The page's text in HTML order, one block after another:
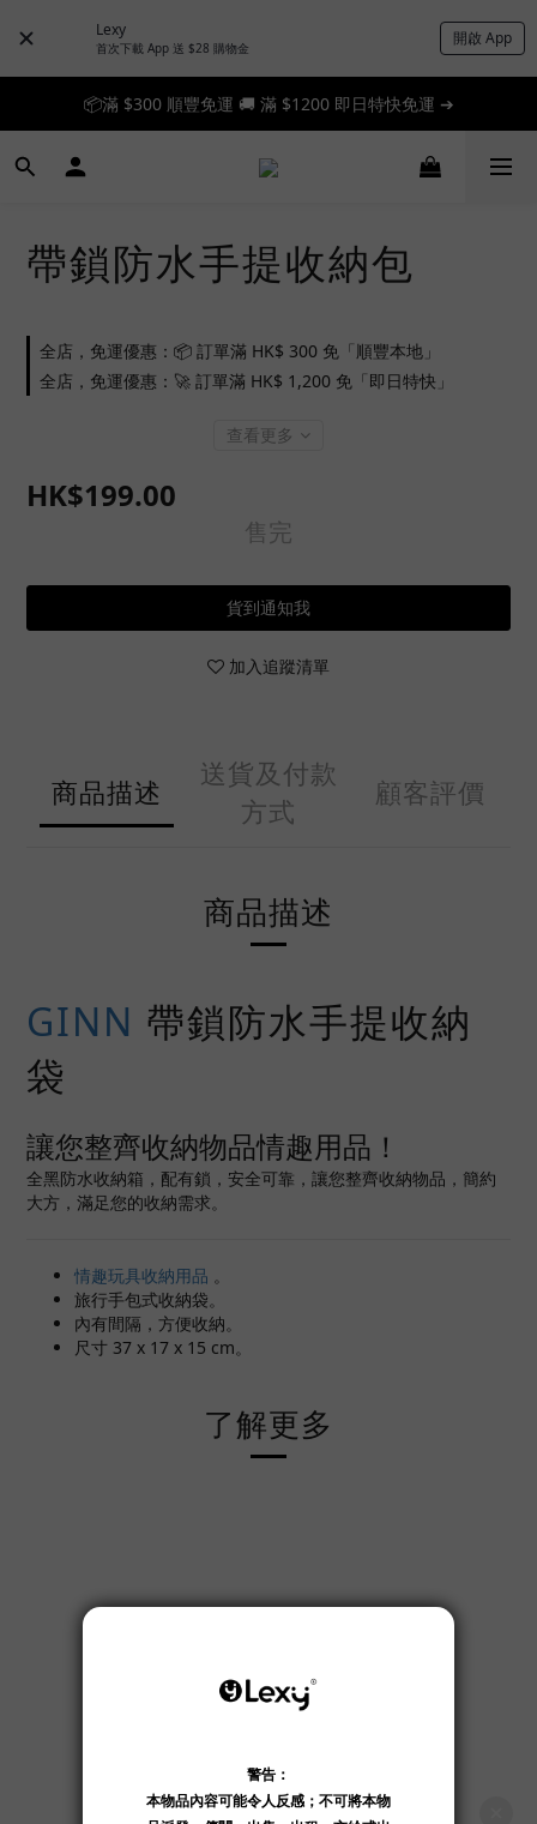
Lexy
首次下載 App 送 $28 購物金 開啟 App
📦滿 $300 順豐免運 🚚 滿 $1200 即日特快免運 ➔
📦滿 $300 順豐免運 🚚 滿 $1200 即日特快免運 ➔
🎉 新人首單享 88 折，快來領券加入！➔
帶鎖防水手提收納包
全店，免運優惠：📦 訂單滿 HK$ 300 免「順豐本地」
全店，免運優惠：🚀 訂單滿 HK$ 1,200 免「即日特快」
查看更多
HK$199.00
售完
貨到通知我
加入追蹤清單
商品描述
送貨及付款
方式
顧客評價
商品描述
GINN 帶鎖防水手提收納
袋
讓您整齊收納物品情趣用品！
全黑防水收納箱，配有鎖，安全可靠，讓您整齊收納物品，簡約
大方，滿足您的收納需求。
情趣玩具收納用品 。
旅行手包式收納袋。
內有間隔，方便收納。
尺寸 37 x 17 x 15 cm。
了解更多